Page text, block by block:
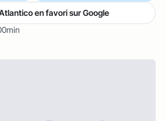
en favori sur Google